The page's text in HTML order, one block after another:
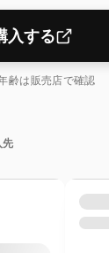
入する
齢は販売店で確認
先